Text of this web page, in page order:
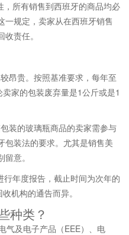
所有销售到西班牙的商品均必
一规定，卖家从在西班牙销售
责任。
昂贵。按照基准要求，每年至
家的包装废弃量是1公斤或是1
装的玻璃瓶商品的卖家需参与
包装法的要求。尤其是销售美
意。
年度报告，截止时间为次年的
机构的通告而异。
种类？
气及电子产品（EEE）、电